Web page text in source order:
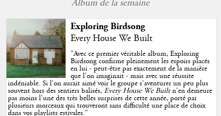
Album de la semaine
Exploring Birdsong
Every House We Built
"Avec ce premier véritable album, Exploring
Birdsong confirme pleinement les espoirs placés
en lui - peut-être pas exactement de la manière
que l'on imaginait - mais avec une réussite
indéniable. Si l'on aurait aimé voir le groupe s'aventurer un peu plus
souvent hors des sentiers balisés,Every House We Builtn'en demeure
pas moins l'une des très belles surprises de cette année, porté par
plusieurs morceaux qui trouveront sans difficulté une place de choix
dans vos playlists estivales."